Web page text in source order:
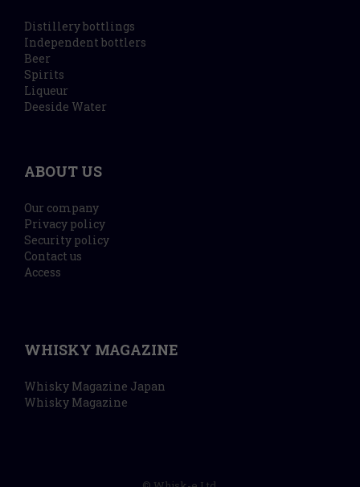
Distillery bottlings
Independent bottlers
Beer
Spirits
Liqueur
Deeside Water
ABOUT US
Our company
Privacy policy
Security policy
Contact us
Access
WHISKY MAGAZINE
Whisky Magazine Japan
Whisky Magazine